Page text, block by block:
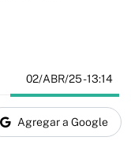
02/ABR/25- 13:14
Agregar a Google